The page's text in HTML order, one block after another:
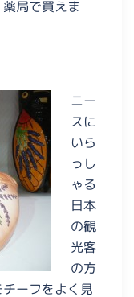
局で買えま
ニー
スに
いら
っし
ゃる
日本
の観
光客
の方
ーフをよく見